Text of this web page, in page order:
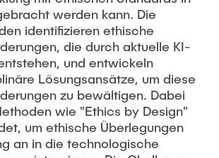
werden kann. Die
identifizieren ethische
die durch aktuelle KI-
und entwickeln
Lösungsansätze, um diese
zu bewältigen. Dabei
wie "Ethics by Design"
um ethische Überlegungen
an in die technologische